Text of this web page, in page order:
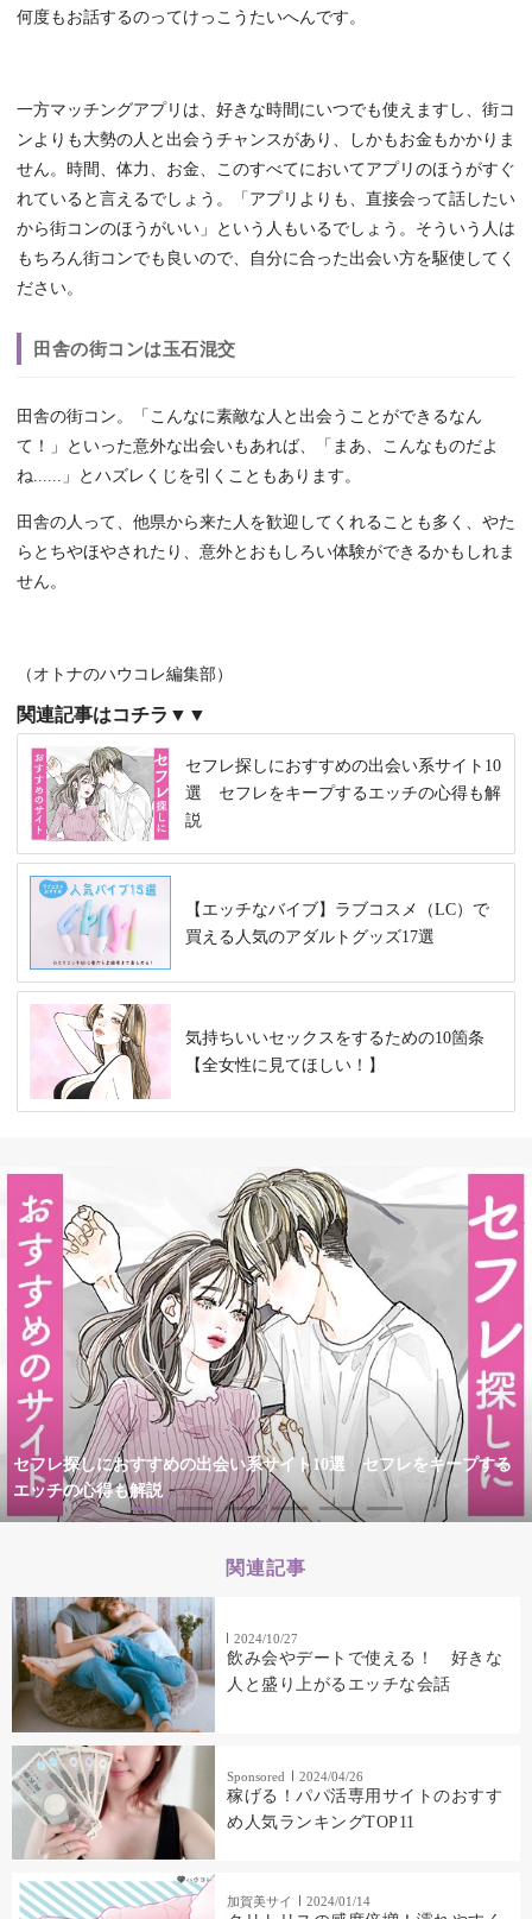
何度もお話するのってけっこうたいへんです。
一方マッチングアプリは、好きな時間にいつでも使えますし、街コ
ンよりも大勢の人と出会うチャンスがあり、しかもお金もかかりま
せん。時間、体力、お金、このすべてにおいてアプリのほうがすぐ
れていると言えるでしょう。「アプリよりも、直接会って話したい
から街コンのほうがいい」という人もいるでしょう。そういう人は
もちろん街コンでも良いので、自分に合った出会い方を駆使してく
ださい。
田舎の街コンは玉石混交
田舎の街コン。「こんなに素敵な人と出会うことができるなん
て！」といった意外な出会いもあれば、「まあ、こんなものだよ
ね......」とハズレくじを引くこともあります。
田舎の人って、他県から来た人を歓迎してくれることも多く、やた
らとちやほやされたり、意外とおもしろい体験ができるかもしれま
せん。
（オトナのハウコレ編集部）
関連記事はコチラ▼▼
セフレ探しにおすすめの出会い系サイト10
選 セフレをキープするエッチの心得も解
説
【エッチなバイブ】ラブコスメ（LC）で
買える人気のアダルトグッズ17選
気持ちいいセックスをするための10箇条
【全女性に見てほしい！】
セフレ探しにおすすめの出会い系サイト10選 セフレをキープする
エッチの心得も解説
関連記事
2024/10/27
飲み会やデートで使える！ 好きな
人と盛り上がるエッチな会話
Sponsored 2024/04/26
稼げる！パパ活専用サイトのおすす
め人気ランキングTOP11
加賀美サイ 2024/01/14